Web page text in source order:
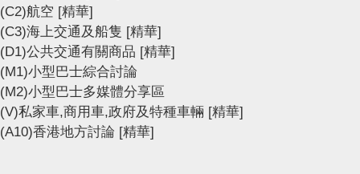
(C2)航空 [精華]
(C3)海上交通及船隻 [精華]
(D1)公共交通有關商品 [精華]
(M1)小型巴士綜合討論
(M2)小型巴士多媒體分享區
(V)私家車,商用車,政府及特種車輛 [精華]
(A10)香港地方討論 [精華]